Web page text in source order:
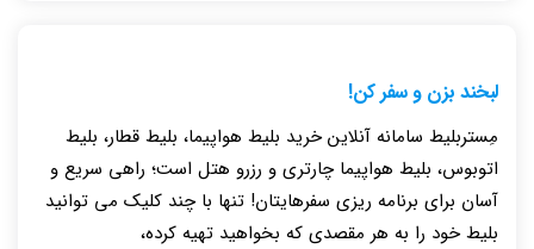
لبخند بزن و سفر کن!
مِستربلیط سامانه آنلاین خرید بلیط هواپیما، بلیط قطار، بلیط
اتوبوس، بلیط هواپیما چارتری و رزرو هتل است؛ راهی سریع و
آسان برای برنامه ریزی سفرهایتان! تنها با چند کلیک می توانید
بلیط خود را به هر مقصدی که بخواهید تهیه کرده،